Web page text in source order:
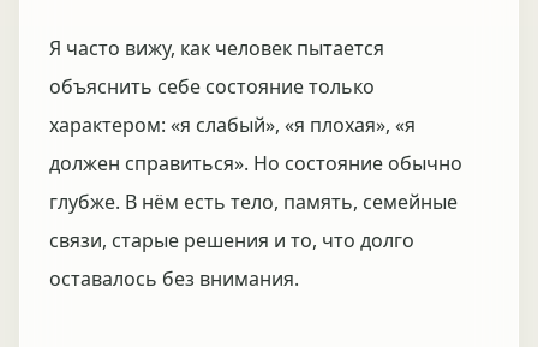
Я часто вижу, как человек пытается
объяснить себе состояние только
характером: «я слабый», «я плохая», «я
должен справиться». Но состояние обычно
глубже. В нём есть тело, память, семейные
связи, старые решения и то, что долго
оставалось без внимания.